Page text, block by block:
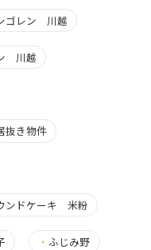
ゴレン 川越
川越
抜き物件
ンドケーキ 米粉
・ふじみ野